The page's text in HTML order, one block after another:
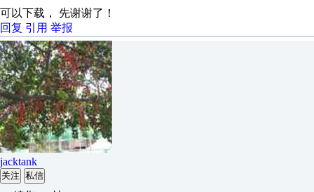
可以下载， 先谢谢了！
回复 引用 举报
jacktank
关注 私信